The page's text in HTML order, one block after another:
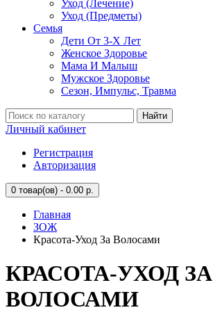
Уход (Лечение)
Уход (Предметы)
Семья
Дети От 3-Х Лет
Женское Здоровье
Мама И Малыш
Мужское Здоровье
Сезон, Импульс, Травма
Найти
Личный кабинет
Регистрация
Авторизация
0 товар(ов) - 0.00 р.
Главная
ЗОЖ
Красота-Уход За Волосами
КРАСОТА-УХОД ЗА
ВОЛОСАМИ